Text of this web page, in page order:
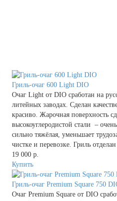
Гриль-очаг 600 Light DIO
Очаг Light от DIO сработан на
литейных заводах. Сделан
красиво. Жарочная поверхность
высокоуглеродистой стали –
сильно тяжёлая, уменьшает
чистке и перевозке. Гриль
19 000 р.
Купить
Гриль-очаг Premium Square 750
Очаг Premium Square от DIO